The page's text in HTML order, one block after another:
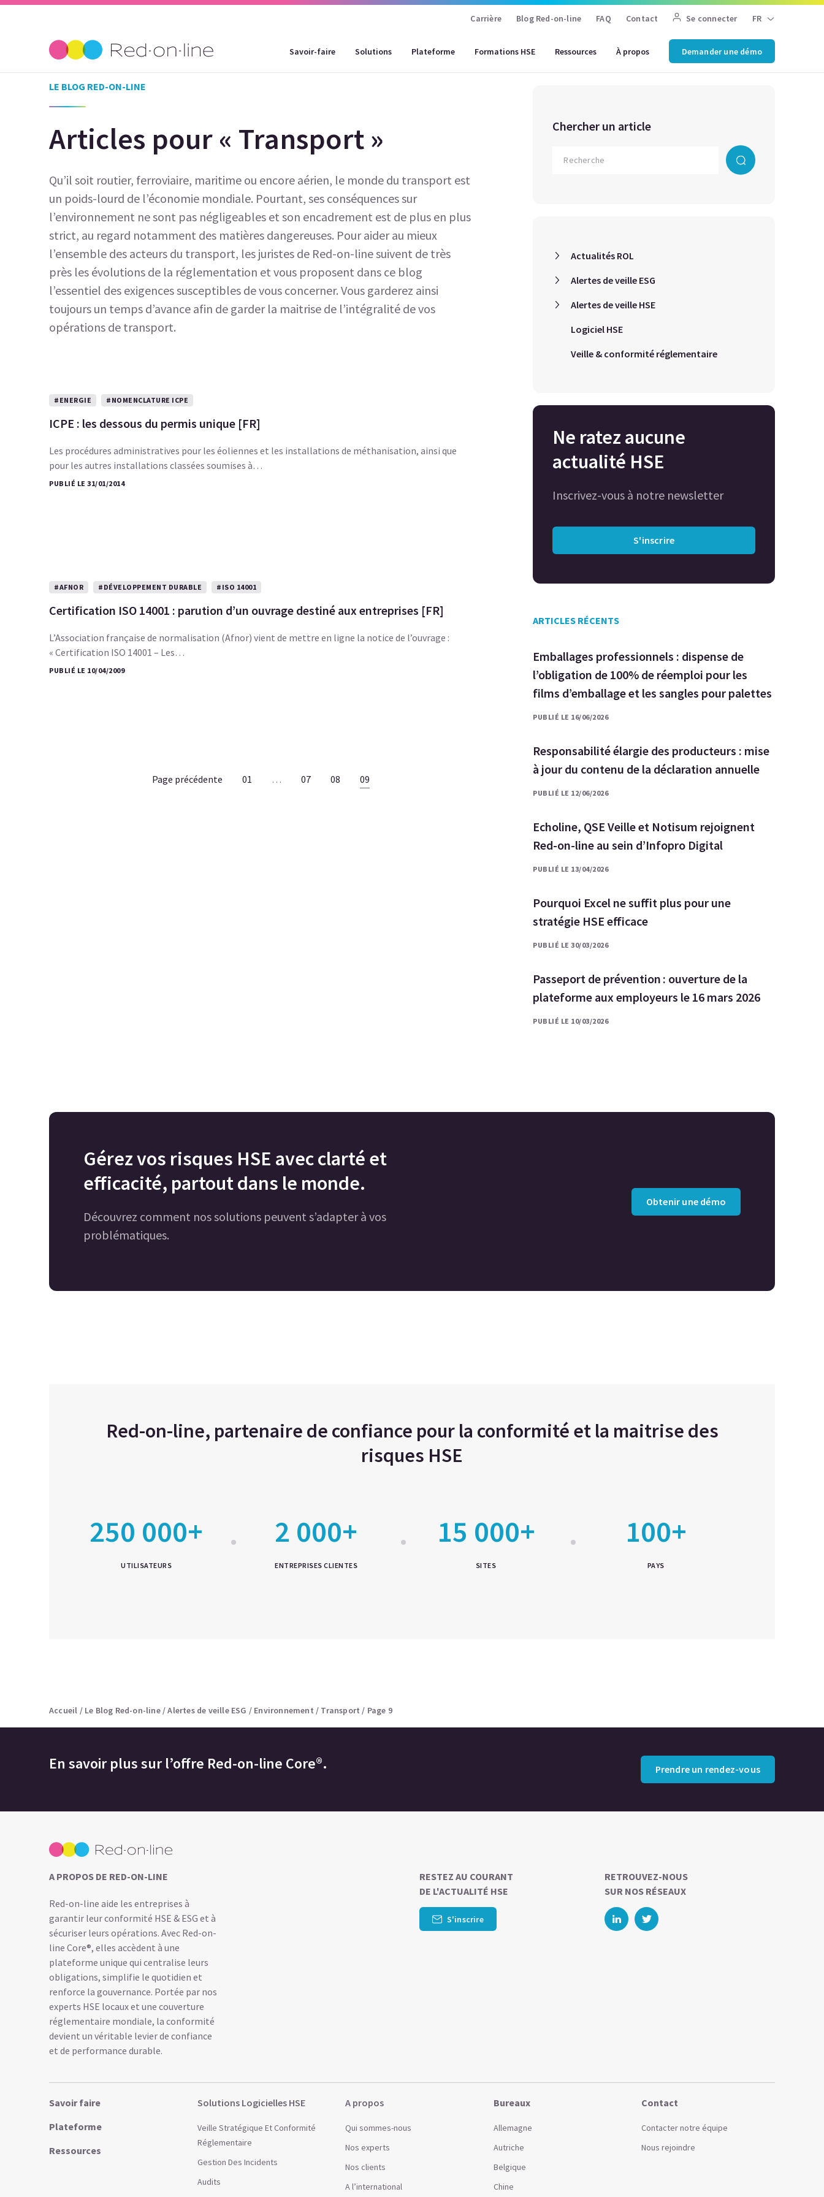
Carrière Blog Red-on-line FAQ Contact Se connecter FR
Savoir-faire Solutions Plateforme Formations HSE Ressources À propos Demander une démo
LE BLOG RED-ON-LINE
Articles pour « Transport »
Qu’il soit routier, ferroviaire, maritime ou encore aérien, le monde du transport est
un poids-lourd de l’économie mondiale. Pourtant, ses conséquences sur
l’environnement ne sont pas négligeables et son encadrement est de plus en plus
strict, au regard notamment des matières dangereuses. Pour aider au mieux
l’ensemble des acteurs du transport, les juristes de Red-on-line suivent de très
près les évolutions de la réglementation et vous proposent dans ce blog
l’essentiel des exigences susceptibles de vous concerner. Vous garderez ainsi
toujours un temps d’avance afin de garder la maitrise de l’intégralité de vos
opérations de transport.
#ENERGIE #NOMENCLATURE ICPE
ICPE : les dessous du permis unique [FR]
Les procédures administratives pour les éoliennes et les installations de méthanisation, ainsi que
pour les autres installations classées soumises à…
PUBLIÉ LE 31/01/2014
#AFNOR #DÉVELOPPEMENT DURABLE #ISO 14001
Certification ISO 14001 : parution d’un ouvrage destiné aux entreprises [FR]
L’Association française de normalisation (Afnor) vient de mettre en ligne la notice de l’ouvrage :
« Certification ISO 14001 – Les…
PUBLIÉ LE 10/04/2009
Page précédente 01 … 07 08 09
Chercher un article
Actualités ROL
Alertes de veille ESG
Alertes de veille HSE
Logiciel HSE
Veille & conformité réglementaire
Ne ratez aucune
actualité HSE
Inscrivez-vous à notre newsletter
S'inscrire
ARTICLES RÉCENTS
Emballages professionnels : dispense de
l’obligation de 100% de réemploi pour les
films d’emballage et les sangles pour palettes
PUBLIÉ LE 16/06/2026
Responsabilité élargie des producteurs : mise
à jour du contenu de la déclaration annuelle
PUBLIÉ LE 12/06/2026
Echoline, QSE Veille et Notisum rejoignent
Red-on-line au sein d’Infopro Digital
PUBLIÉ LE 13/04/2026
Pourquoi Excel ne suffit plus pour une
stratégie HSE efficace
PUBLIÉ LE 30/03/2026
Passeport de prévention : ouverture de la
plateforme aux employeurs le 16 mars 2026
PUBLIÉ LE 10/03/2026
Gérez vos risques HSE avec clarté et
efficacité, partout dans le monde.
Découvrez comment nos solutions peuvent s’adapter à vos
problématiques.
Obtenir une démo
Red-on-line, partenaire de confiance pour la conformité et la maitrise des
risques HSE
250 000+
UTILISATEURS
2 000+
ENTREPRISES CLIENTES
15 000+
SITES
100+
PAYS
Accueil / Le Blog Red-on-line/Alertes de veille ESG / Environnement / Transport / Page 9
En savoir plus sur l’offre Red-on-line Core®. Prendre un rendez-vous
A PROPOS DE RED-ON-LINE
Red-on-line aide les entreprises à
garantir leur conformité HSE & ESG et à
sécuriser leurs opérations. Avec Red-on-
line Core®, elles accèdent à une
plateforme unique qui centralise leurs
obligations, simplifie le quotidien et
renforce la gouvernance. Portée par nos
experts HSE locaux et une couverture
réglementaire mondiale, la conformité
devient un véritable levier de confiance
et de performance durable.
RESTEZ AU COURANT
DE L'ACTUALITÉ HSE
S'inscrire
RETROUVEZ-NOUS
SUR NOS RÉSEAUX
Savoir faire
Plateforme
Ressources
Solutions Logicielles HSE
Veille Stratégique Et Conformité
Réglementaire
Gestion Des Incidents
Audits
A propos
Qui sommes-nous
Nos experts
Nos clients
A l’international
Bureaux
Allemagne
Autriche
Belgique
Chine
Contact
Contacter notre équipe
Nous rejoindre